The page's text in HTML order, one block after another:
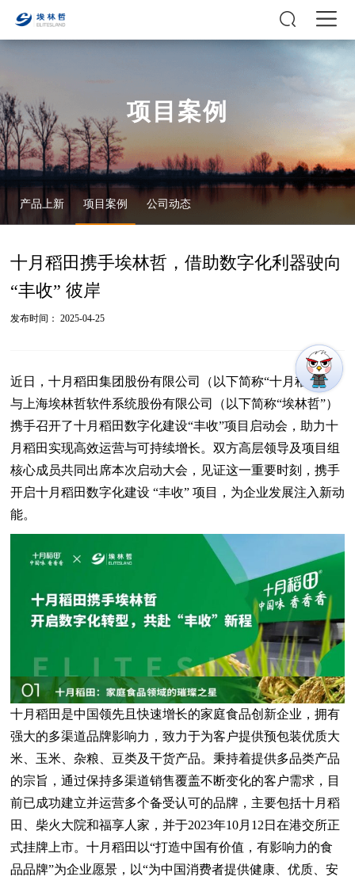
项目案例
产品上新 项目案例 公司动态
十月稻田携手埃林哲，借助数字化利器驶向
“丰收” 彼岸
发布时间： 2025-04-25
近日，十月稻田集团股份有限公司（以下简称“十月稻田”）
与上海埃林哲软件系统股份有限公司（以下简称“埃林哲”）
携手召开了十月稻田数字化建设“丰收”项目启动会，助力十
月稻田实现高效运营与可持续增长。双方高层领导及项目组
核心成员共同出席本次启动大会，见证这一重要时刻，携手
开启十月稻田数字化建设 “丰收” 项目，为企业发展注入新动
能。
十月稻田是中国领先且快速增长的家庭食品创新企业，拥有
强大的多渠道品牌影响力，致力于为客户提供预包装优质大
米、玉米、杂粮、豆类及干货产品。秉持着提供多品类产品
的宗旨，通过保持多渠道销售覆盖不断变化的客户需求，目
前已成功建立并运营多个备受认可的品牌，主要包括十月稻
田、柴火大院和福享人家，并于2023年10月12日在港交所正
式挂牌上市。十月稻田以“打造中国有价值，有影响力的食
品品牌”为企业愿景，以“为中国消费者提供健康、优质、安